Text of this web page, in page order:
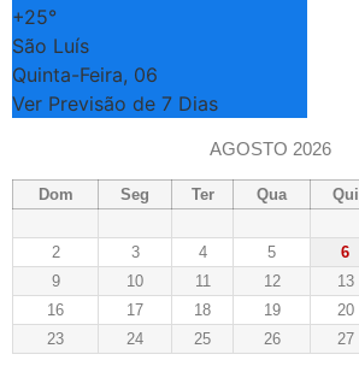
+25°
São Luís
Quinta-Feira, 06
Ver Previsão de 7 Dias
AGOSTO 2026
Dom Seg Ter Qua Qui
2
3 4 5 6
9
10 11 12 13
16
17 18 19 20
23
24 25 26 27